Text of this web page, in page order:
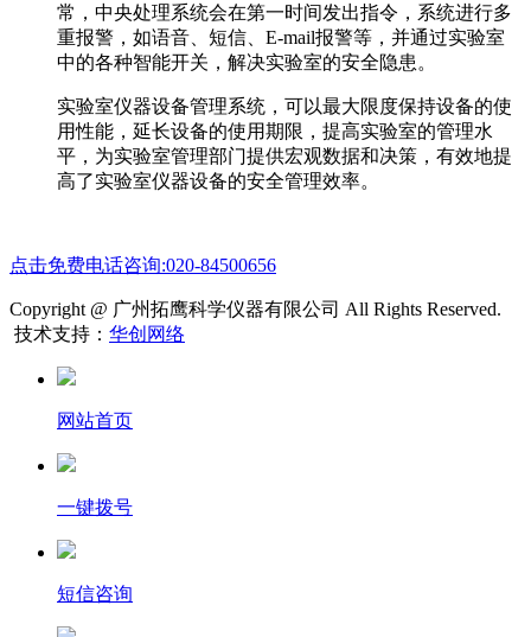
常，中央处理系统会在第一时间发出指令，系统进行多
重报警，如语音、短信、E-mail报警等，并通过实验室
中的各种智能开关，解决实验室的安全隐患。
实验室仪器设备管理系统，可以最大限度保持设备的使
用性能，延长设备的使用期限，提高实验室的管理水
平，为实验室管理部门提供宏观数据和决策，有效地提
高了实验室仪器设备的安全管理效率。
点击免费电话咨询:020-84500656
Copyright @ 广州拓鹰科学仪器有限公司 All Rights Reserved.
技术支持： 华创网络
网站首页
一键拨号
短信咨询